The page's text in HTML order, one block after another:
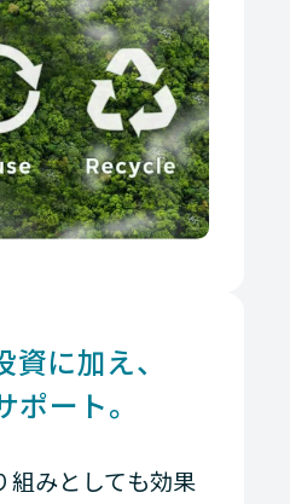
に加え、
ート。
組みとしても効果